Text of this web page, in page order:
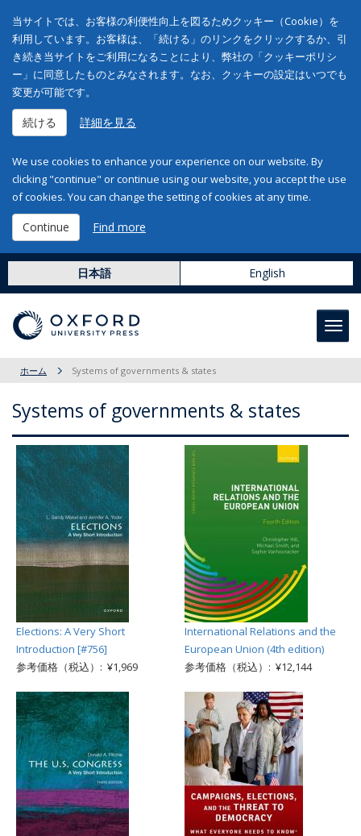
当サイトでは、お客様の利便性向上を図るためクッキー（Cookie）を
利用しています。お客様は、「続ける」のリンクをクリックするか、引
き続き当サイトをご利用になることにより、弊社の「クッキーポリシ
ー」に同意したものとみなされます。なお、クッキーの設定はいつでも
変更が可能です。
続ける 詳細を見る
We use cookies to enhance your experience on our website. By
clicking "continue" or continue using our website, you accept the use
of cookies. You can change the setting of cookies at any time.
Continue Find more
日本語 English
ホーム Systems of governments & states
Systems of governments & states
Elections: A Very Short
Introduction [#756]
参考価格（税込）: ¥1,969
International Relations and the
European Union (4th edition)
参考価格（税込）: ¥12,144